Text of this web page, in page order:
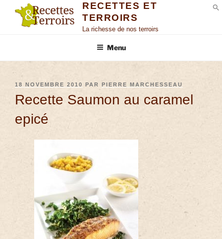
RECETTES ET
TERROIRS
La richesse de nos terroirs
Menu
18 NOVEMBRE 2010 PAR PIERRE MARCHESSEAU
Recette Saumon au caramel
epicé